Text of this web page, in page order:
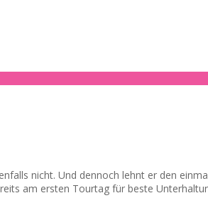
nicht. Und dennoch lehnt er den
am ersten Tourtag für beste